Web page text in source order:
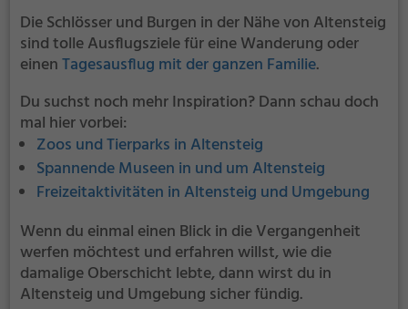
Die Schlösser und Burgen in der Nähe von Altensteig
sind tolle Ausflugsziele für eine Wanderung oder
einenTagesausflug mit der ganzen Familie.
Du suchst noch mehr Inspiration? Dann schau doch
mal hier vorbei:
Zoos und Tierparks in Altensteig
Spannende Museen in und um Altensteig
Freizeitaktivitäten in Altensteig und Umgebung
Wenn du einmal einen Blick in die Vergangenheit
werfen möchtest und erfahren willst, wie die
damalige Oberschicht lebte, dann wirst du in
Altensteig und Umgebung sicher fündig.